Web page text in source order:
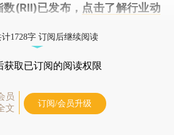
(RII)已发布， 点击了解行业动
1728字 订阅后继续阅读
获取已订阅的阅读权限
员
文
订阅/会员升级